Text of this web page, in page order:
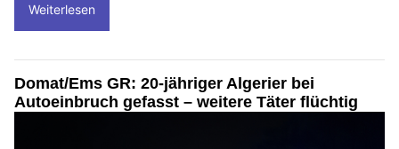
Weiterlesen
Domat/Ems GR: 20-jähriger Algerier bei
Autoeinbruch gefasst – weitere Täter flüchtig